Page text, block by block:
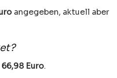
angegeben, aktuell aber
66,98 Euro.